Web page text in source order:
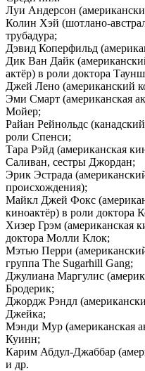
Луи Андерсон
Колин Хэй (шотлано-
трубадура;
Дэвид Коперфильд
Дик Ван Дайк
актёр) в роли доктора
Джей Лено (американский
Эми Смарт (американская
Мойер;
Райан Рейнольдс
роли Спенси;
Тара Рэйд (американская
Саливан, сестры Джордан;
Эрик Эстрада
происхождения);
Майкл Джей Фокс
киноактёр) в роли доктора
Хизер Грэм (американская
доктора Молли Клок;
Мэтью Перри
группа The Sugarhill Gang;
Джулиана Маргулис
Бродерик;
Джордж Рэндл
Джейка;
Мэнди Мур (американская
Куинн;
Карим Абдул-Джаббар
и др.